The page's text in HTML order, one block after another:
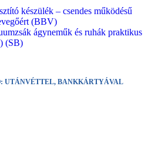
készülék – csendes működésű
(BBV)
ágyneműk és ruhák praktikus
(SB)
UTÁNVÉTTEL, BANKKÁRTYÁVAL